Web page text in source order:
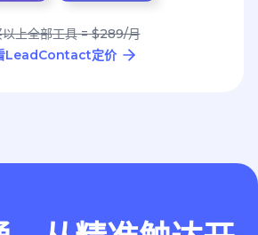
以上全部工具 = $289/月
LeadContact定价